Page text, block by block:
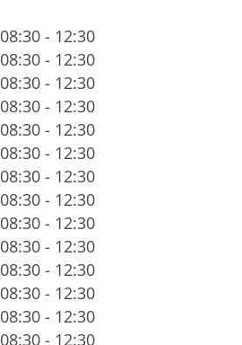
08:30 - 12:30
08:30 - 12:30
08:30 - 12:30
08:30 - 12:30
08:30 - 12:30
08:30 - 12:30
08:30 - 12:30
08:30 - 12:30
08:30 - 12:30
08:30 - 12:30
08:30 - 12:30
08:30 - 12:30
08:30 - 12:30
08:30 - 12:30